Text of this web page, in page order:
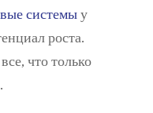
системыу
роста.
что только